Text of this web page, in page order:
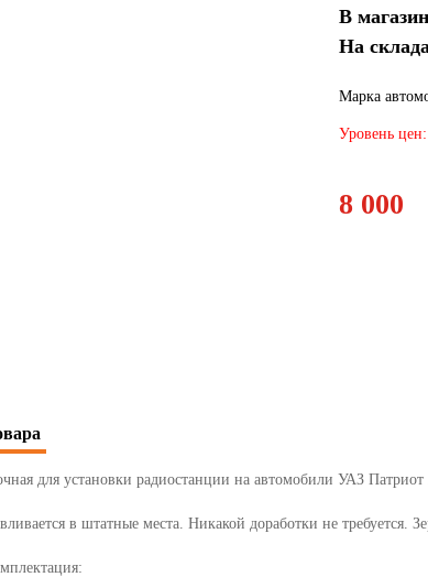
В
На
Марка
Уровень цен:
8 000
для установки радиостанции на автомобили УАЗ Патриот
в штатные места. Никакой доработки не требуется.